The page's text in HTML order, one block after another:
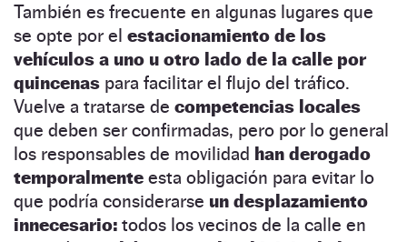
También es frecuente en algunas lugares que
se opte por el estacionamiento de los
vehículos a uno u otro lado de la calle por
quincenas para facilitar el flujo del tráfico.
Vuelve a tratarse de competencias locales
que deben ser confirmadas, pero por lo general
los responsables de movilidad han derogado
temporalmente esta obligación para evitar lo
que podría considerarse un desplazamiento
innecesario: todos los vecinos de la calle en